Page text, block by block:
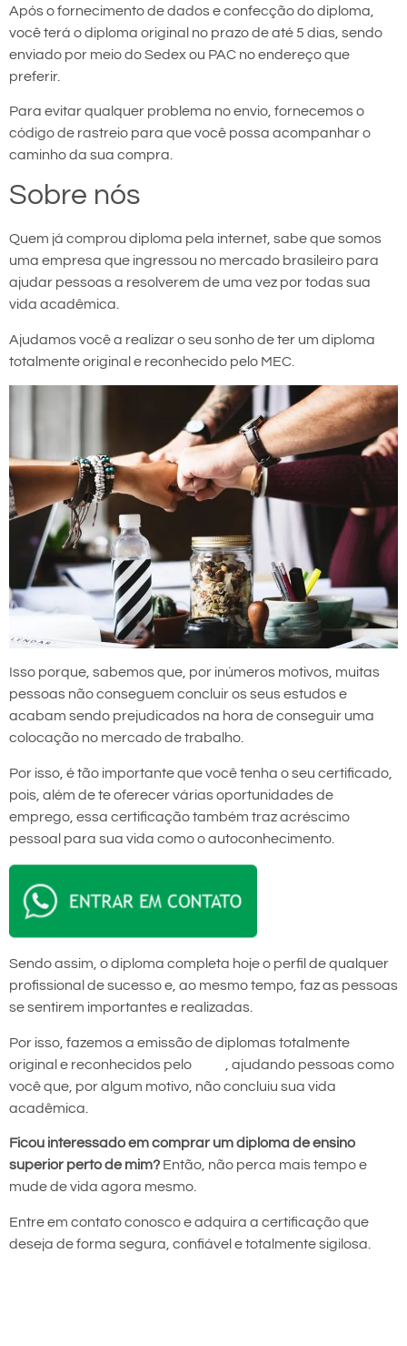
Após o fornecimento de dados e confecção do diploma,
você terá o diploma original no prazo de até 5 dias, sendo
enviado por meio do Sedex ou PAC no endereço que
preferir.
Para evitar qualquer problema no envio, fornecemos o
código de rastreio para que você possa acompanhar o
caminho da sua compra.
Sobre nós
Quem já comprou diploma pela internet, sabe que somos
uma empresa que ingressou no mercado brasileiro para
ajudar pessoas a resolverem de uma vez por todas sua
vida acadêmica.
Ajudamos você a realizar o seu sonho de ter um diploma
totalmente original e reconhecido pelo MEC.
Isso porque, sabemos que, por inúmeros motivos, muitas
pessoas não conseguem concluir os seus estudos e
acabam sendo prejudicados na hora de conseguir uma
colocação no mercado de trabalho.
Por isso, é tão importante que você tenha o seu certificado,
pois, além de te oferecer várias oportunidades de
emprego, essa certificação também traz acréscimo
pessoal para sua vida como o autoconhecimento.
Sendo assim, o diploma completa hoje o perfil de qualquer
profissional de sucesso e, ao mesmo tempo, faz as pessoas
se sentirem importantes e realizadas.
Por isso, fazemos a emissão de diplomas totalmente
original e reconhecidos pelo
, ajudando pessoas como
você que, por algum motivo, não concluiu sua vida
acadêmica.
Ficou interessado em comprar um diploma de ensino
superior perto de mim? Então, não perca mais tempo e
mude de vida agora mesmo.
Entre em contato conosco e adquira a certificação que
deseja de forma segura, confiável e totalmente sigilosa.